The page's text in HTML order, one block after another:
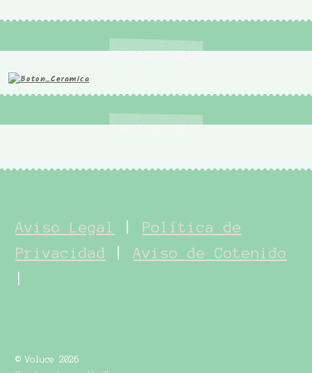
Aviso Legal
Política de
Privacidad
|Aviso de Cotenido
© Voluce 2026